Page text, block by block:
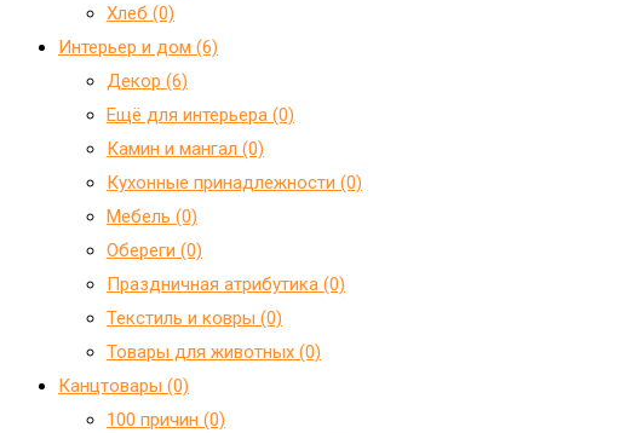
Хлеб (0)
Интерьер и дом (6)
Декор (6)
Ещё для интерьера (0)
Камин и мангал (0)
Кухонные принадлежности (0)
Мебель (0)
Обереги (0)
Праздничная атрибутика (0)
Текстиль и ковры (0)
Товары для животных (0)
Канцтовары (0)
100 причин (0)